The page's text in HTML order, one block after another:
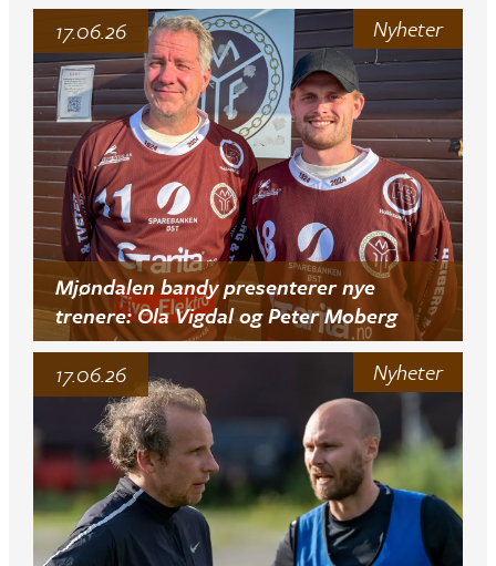
Nyheter
Mjøndalen bandy presenterer nye
trenere: Ola Vigdal og Peter Moberg
17.06.26
Nyheter
17.06.26